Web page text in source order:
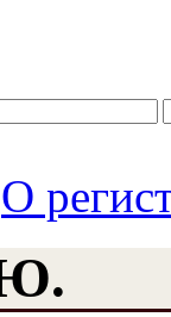
О